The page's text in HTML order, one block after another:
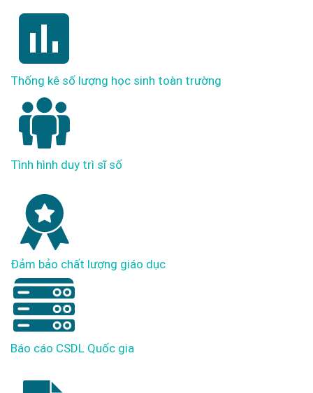
Thống kê số lượng học sinh toàn trường
Tình hình duy trì sĩ số
Đảm bảo chất lượng giáo dục
Báo cáo CSDL Quốc gia